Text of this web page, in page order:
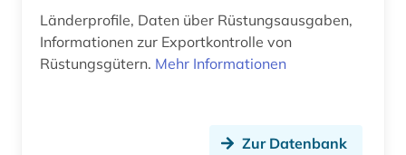
Länderprofile, Daten über Rüstungsausgaben,
Informationen zur Exportkontrolle von
Rüstungsgütern. Mehr Informationen
Zur Datenbank